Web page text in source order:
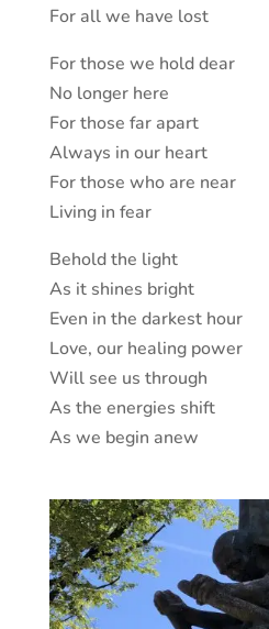
For all we have lost
For those we hold dear
No longer here
For those far apart
Always in our heart
For those who are near
Living in fear
Behold the light
As it shines bright
Even in the darkest hour
Love, our healing power
Will see us through
As the energies shift
As we begin anew